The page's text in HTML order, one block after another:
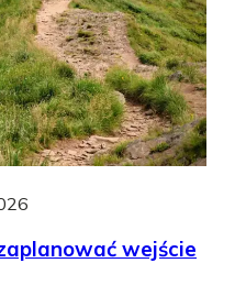
wejście